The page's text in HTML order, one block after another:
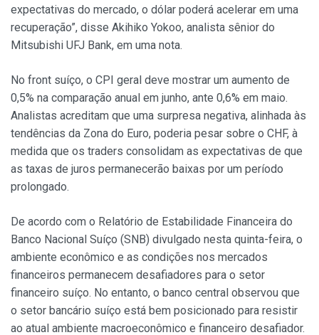
expectativas do mercado, o dólar poderá acelerar em uma
recuperação”, disse Akihiko Yokoo, analista sênior do
Mitsubishi UFJ Bank, em uma nota.
No front suíço, o CPI geral deve mostrar um aumento de
0,5% na comparação anual em junho, ante 0,6% em maio.
Analistas acreditam que uma surpresa negativa, alinhada às
tendências da Zona do Euro, poderia pesar sobre o CHF, à
medida que os traders consolidam as expectativas de que
as taxas de juros permanecerão baixas por um período
prolongado.
De acordo com o Relatório de Estabilidade Financeira do
Banco Nacional Suíço (SNB) divulgado nesta quinta-feira, o
ambiente econômico e as condições nos mercados
financeiros permanecem desafiadores para o setor
financeiro suíço. No entanto, o banco central observou que
o setor bancário suíço está bem posicionado para resistir
ao atual ambiente macroeconômico e financeiro desafiador.